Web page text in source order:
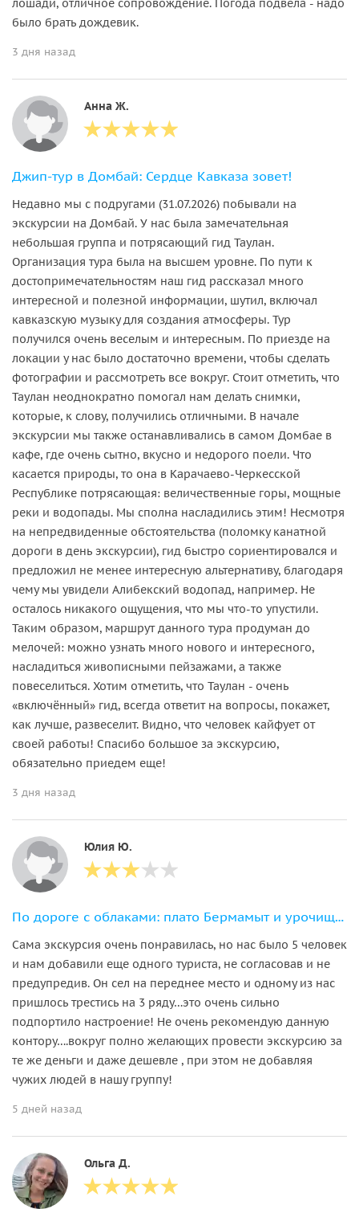
было брать дождевик.
3 дня назад
Анна Ж.
Джип-тур в Домбай: Сердце Кавказа зовет!
Недавно мы с подругами (31.07.2026) побывали на
экскурсии на Домбай. У нас была замечательная
небольшая группа и потрясающий гид Таулан.
Организация тура была на высшем уровне. По пути к
достопримечательностям наш гид рассказал много
интересной и полезной информации, шутил, включал
кавказскую музыку для создания атмосферы. Тур
получился очень веселым и интересным. По приезде на
локации у нас было достаточно времени, чтобы сделать
фотографии и рассмотреть все вокруг. Стоит отметить, что
Таулан неоднократно помогал нам делать снимки,
которые, к слову, получились отличными. В начале
экскурсии мы также останавливались в самом Домбае в
кафе, где очень сытно, вкусно и недорого поели. Что
касается природы, то она в Карачаево-Черкесской
Республике потрясающая: величественные горы, мощные
реки и водопады. Мы сполна насладились этим! Несмотря
на непредвиденные обстоятельства (поломку канатной
дороги в день экскурсии), гид быстро сориентировался и
предложил не менее интересную альтернативу, благодаря
чему мы увидели Алибекский водопад, например. Не
осталось никакого ощущения, что мы что-то упустили.
Таким образом, маршрут данного тура продуман до
мелочей: можно узнать много нового и интересного,
насладиться живописными пейзажами, а также
повеселиться. Хотим отметить, что Таулан - очень
«включённый» гид, всегда ответит на вопросы, покажет,
как лучше, развеселит. Видно, что человек кайфует от
своей работы! Спасибо большое за экскурсию,
обязательно приедем еще!
3 дня назад
Юлия Ю.
По дороге с облаками: плато Бермамыт и урочище Джилы-Су за 1 день
Сама экскурсия очень понравилась, но нас было 5 человек
и нам добавили еще одного туриста, не согласовав и не
предупредив. Он сел на переднее место и одному из нас
пришлось трестись на 3 ряду…это очень сильно
подпортило настроение! Не очень рекомендую данную
контору….вокруг полно желающих провести экскурсию за
те же деньги и даже дешевле , при этом не добавляя
чужих людей в нашу группу!
5 дней назад
Ольга Д.